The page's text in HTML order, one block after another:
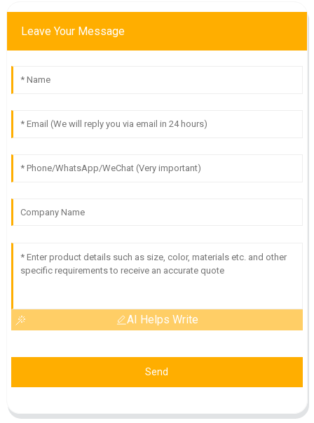
Leave Your Message
AI Helps Write
Send